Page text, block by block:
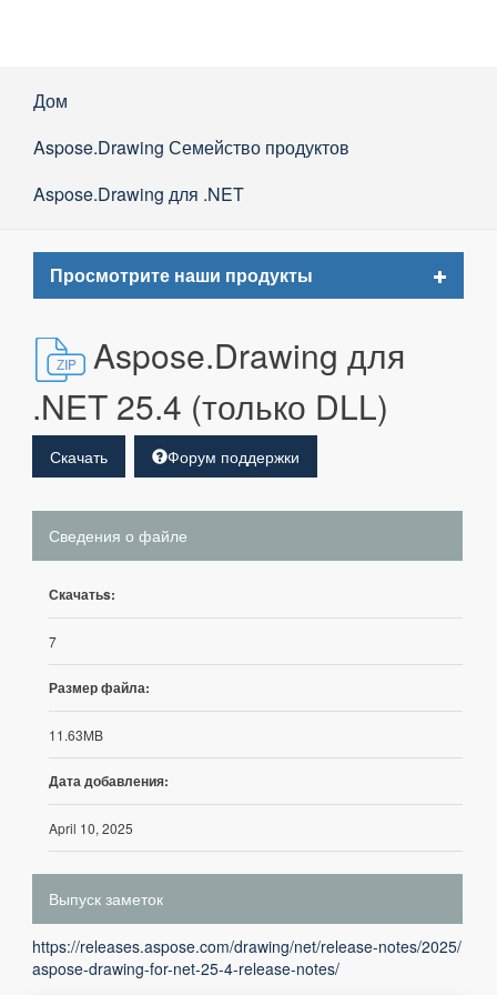
Дом
Aspose.Drawing Семейство продуктов
Aspose.Drawing для .NET
Просмотрите наши продукты
Toggle
Aspose.Drawing для
.NET 25.4 (только DLL)
Скачать Форум поддержки
Сведения о файле
Скачатьs:
7
Размер файла:
11.63MB
Дата добавления:
April 10, 2025
Выпуск заметок
https://releases.aspose.com/drawing/net/release-notes/2025/
aspose-drawing-for-net-25-4-release-notes/